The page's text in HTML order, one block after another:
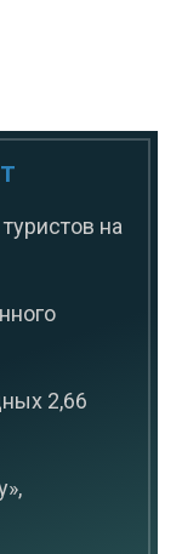
на
2,66